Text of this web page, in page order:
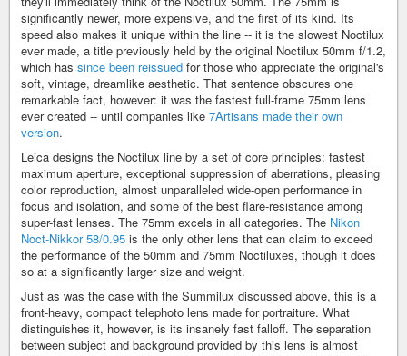
significantly newer, more expensive, and the first of its kind. Its
speed also makes it unique within the line -- it is the slowest Noctilux
ever made, a title previously held by the original Noctilux 50mm f/1.2,
which has since been reissued for those who appreciate the original's
soft, vintage, dreamlike aesthetic. That sentence obscures one
remarkable fact, however: it was the fastest full-frame 75mm lens
ever created -- until companies like 7Artisans made their own
version.
Leica designs the Noctilux line by a set of core principles: fastest
maximum aperture, exceptional suppression of aberrations, pleasing
color reproduction, almost unparalleled wide-open performance in
focus and isolation, and some of the best flare-resistance among
super-fast lenses. The 75mm excels in all categories. The Nikon
Noct-Nikkor 58/0.95 is the only other lens that can claim to exceed
the performance of the 50mm and 75mm Noctiluxes, though it does
so at a significantly larger size and weight.
Just as was the case with the Summilux discussed above, this is a
front-heavy, compact telephoto lens made for portraiture. What
distinguishes it, however, is its insanely fast falloff. The separation
between subject and background provided by this lens is almost